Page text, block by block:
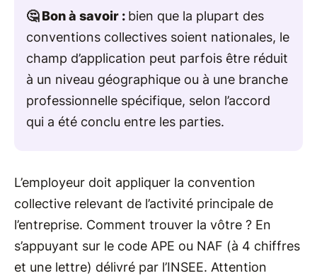
🤔 Bon à savoir : bien que la plupart des
conventions collectives soient nationales, le
champ d’application peut parfois être réduit
à un niveau géographique ou à une branche
professionnelle spécifique, selon l’accord
qui a été conclu entre les parties.
L’employeur doit appliquer la convention
collective relevant de l’activité principale de
l’entreprise. Comment trouver la vôtre ? En
s’appuyant sur le code APE ou NAF (à 4 chiffres
et une lettre) délivré par l’INSEE. Attention